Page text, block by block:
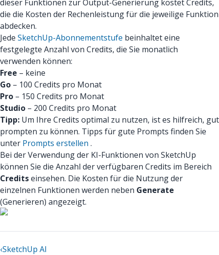
dieser Funktionen zur Output-Generierung kostet Credits,
die die Kosten der Rechenleistung für die jeweilige Funktion
abdecken.
Jede SketchUp-Abonnementstufe beinhaltet eine
festgelegte Anzahl von Credits, die Sie monatlich
verwenden können:
Free – keine
Go – 100 Credits pro Monat
Pro – 150 Credits pro Monat
Studio – 200 Credits pro Monat
Tipp: Um Ihre Credits optimal zu nutzen, ist es hilfreich, gut
prompten zu können. Tipps für gute Prompts finden Sie
unter Prompts erstellen .
Bei der Verwendung der KI-Funktionen von SketchUp
können Sie die Anzahl der verfügbaren Credits im Bereich
Creditseinsehen. Die Kosten für die Nutzung der
einzelnen Funktionen werden neben Generate
(Generieren) angezeigt.
‹SketchUp AI